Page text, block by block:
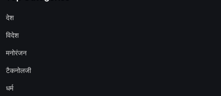
देश
विदेश
मनोरंजन
टैकनोलजी
धर्म